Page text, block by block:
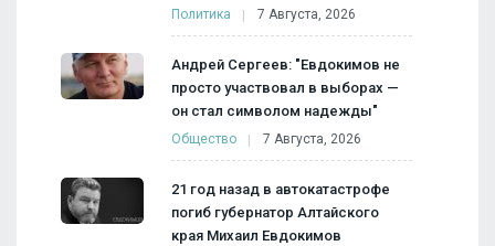
Политика 7 Августа, 2026
Андрей Сергеев: "Евдокимов не
просто участвовал в выборах —
он стал символом надежды"
Общество 7 Августа, 2026
21 год назад в автокатастрофе
погиб губернатор Алтайского
края Михаил Евдокимов